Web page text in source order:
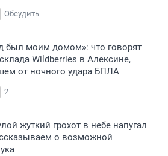
Обсудить
был моим домом»: что говорят
Wildberries в Алексине,
от ночного удара БПЛА
2
жуткий грохот в небе напугал
о возможной